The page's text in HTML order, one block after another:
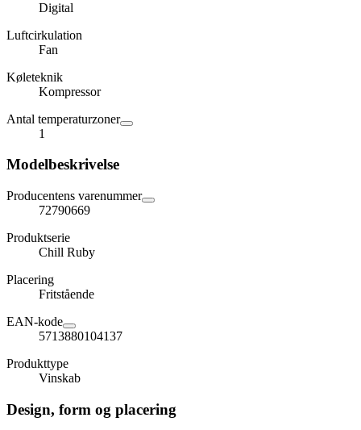
Digital
Luftcirkulation
Fan
Køleteknik
Kompressor
Antal temperaturzoner
1
Modelbeskrivelse
Producentens varenummer
72790669
Produktserie
Chill Ruby
Placering
Fritstående
EAN-kode
5713880104137
Produkttype
Vinskab
Design, form og placering